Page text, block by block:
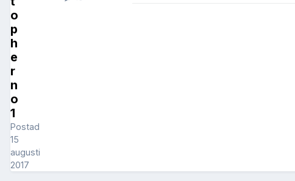
o
p
h
e
r
n
o
1
Postad
15
augusti
2017